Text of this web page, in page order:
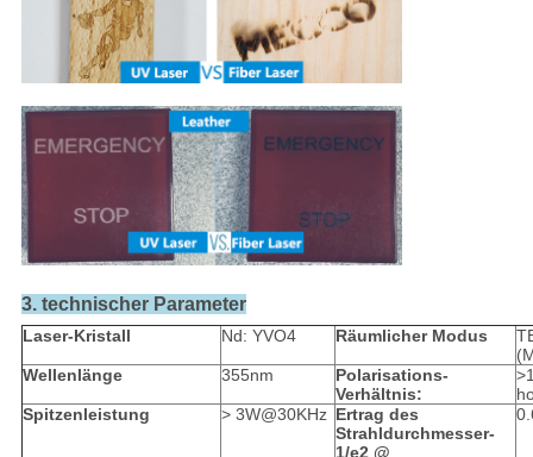
3. technischer Parameter
Laser-Kristall Nd: YVO4 Räumlicher Modus
Wellenlänge
355nm
Polarisations-
Verhältnis:
Spitzenleistung
> 3W@30KHz Ertrag des
Strahldurchmesser-
1/e2 @